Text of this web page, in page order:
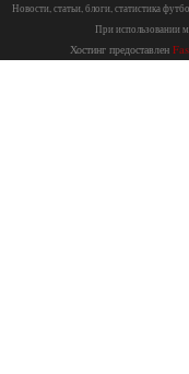
Новости, статьи, блоги, статистика
При использовании
Хостинг предоставлен